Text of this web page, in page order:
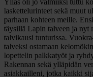
laskettelurinteet sekä muut
parhaan kohteen meille.
täysillä Lapin talveen ja nyt
talvikausi tunturissa.
talveksi ostamaan
lopettelin palkkatyöt ja
Rakennan sekä ylläpidän
asiakkailleni, jotka kaikki